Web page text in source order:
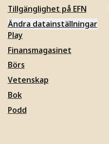
Tillgänglighet på EFN
Ändra datainställningar
Play
Finansmagasinet
Börs
Vetenskap
Bok
Podd